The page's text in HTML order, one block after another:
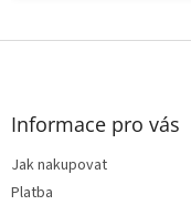
Z
Informace pro vás
Jak nakupovat
Platba